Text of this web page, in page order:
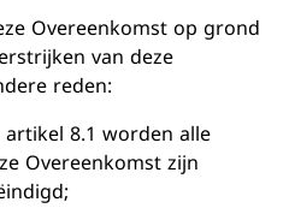
Overeenkomst op grond
van deze
reden:
8.1 worden alle
Overeenkomst zijn